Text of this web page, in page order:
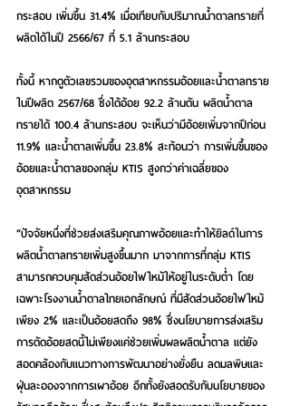
กระสอบ เพิ่มขึ้น 31.4% เมื่อเทียบกับปริมาณน้ำตาลทรายที่
ผลิตได้ในปี 2566/67 ที่ 5.1 ล้านกระสอบ
ทั้งนี้ หากดูตัวเลขรวมของอุตสาหกรรมอ้อยและน้ำตาลทราย
ในปีผลิต 2567/68 ซึ่งได้อ้อย 92.2 ล้านตัน ผลิตน้ำตาล
ทรายได้ 100.4 ล้านกระสอบ จะเห็นว่ามีอ้อยเพิ่มจากปีก่อน
11.9% และน้ำตาลเพิ่มขึ้น 23.8% สะท้อนว่า การเพิ่มขึ้นของ
อ้อยและน้ำตาลของกลุ่ม KTIS สูงกว่าค่าเฉลี่ยของ
อุตสาหกรรม
“ปัจจัยหนึ่งที่ช่วยส่งเสริมคุณภาพอ้อยและทำให้ยิลด์ในการ
ผลิตน้ำตาลทรายเพิ่มสูงขึ้นมาก มาจากการที่กลุ่ม KTIS
สามารถควบคุมสัดส่วนอ้อยไฟไหม้ให้อยู่ในระดับต่ำ โดย
เฉพาะโรงงานน้ำตาลไทยเอกลักษณ์ ที่มีสัดส่วนอ้อยไฟไหม้
เพียง 2% และเป็นอ้อยสดถึง 98% ซึ่งนโยบายการส่งเสริม
การตัดอ้อยสดนี้ไม่เพียงแค่ช่วยเพิ่มผลผลิตน้ำตาล แต่ยัง
สอดคล้องกับแนวทางการพัฒนาอย่างยั่งยืน ลดมลพิษและ
ฝุ่นละอองจากการเผาอ้อย อีกทั้งยังสอดรับกับนโยบายของ